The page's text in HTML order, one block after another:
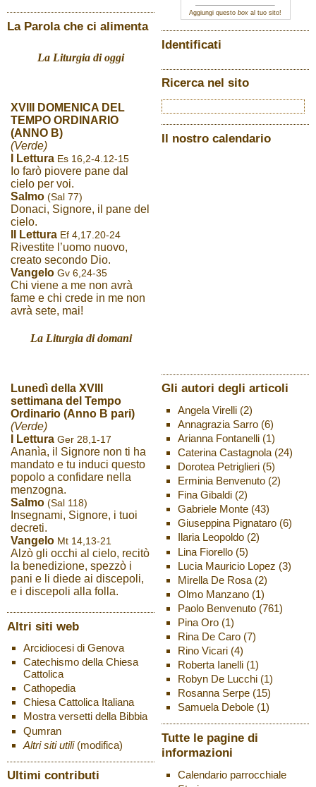
La Parola che ci alimenta
La Liturgia di oggi
XVIII DOMENICA DEL
TEMPO ORDINARIO
(ANNO B)
(Verde)
I Lettura Es 16,2-4.12-15
Io farò piovere pane dal
cielo per voi.
Salmo (Sal 77)
Donaci, Signore, il pane del
cielo.
II Lettura Ef 4,17.20-24
Rivestite l’uomo nuovo,
creato secondo Dio.
Vangelo Gv 6,24-35
Chi viene a me non avrà
fame e chi crede in me non
avrà sete, mai!
La Liturgia di domani
Lunedì della XVIII
settimana del Tempo
Ordinario (Anno B pari)
(Verde)
I Lettura Ger 28,1-17
Ananìa, il Signore non ti ha
mandato e tu induci questo
popolo a confidare nella
menzogna.
Salmo (Sal 118)
Insegnami, Signore, i tuoi
decreti.
Vangelo Mt 14,13-21
Alzò gli occhi al cielo, recitò
la benedizione, spezzò i
pani e li diede ai discepoli,
e i discepoli alla folla.
Altri siti web
Arcidiocesi di Genova
Catechismo della Chiesa
Cattolica
Cathopedia
Chiesa Cattolica Italiana
Mostra versetti della Bibbia
Qumran
Altri siti utili (modifica)
Ultimi contributi
Aggiungi questo box al tuo sito!
Identificati
Ricerca nel sito
Il nostro calendario
Gli autori degli articoli
Angela Virelli(2)
Annagrazia Sarro(6)
Arianna Fontanelli(1)
Caterina Castagnola(24)
Dorotea Petriglieri(5)
Erminia Benvenuto(2)
Fina Gibaldi(2)
Gabriele Monte(43)
Giuseppina Pignataro(6)
Ilaria Leopoldo(2)
Lina Fiorello(5)
Lucia Mauricio Lopez (3)
Mirella De Rosa(2)
Olmo Manzano(1)
Paolo Benvenuto(761)
Pina Oro(1)
Rina De Caro(7)
Rino Vicari(4)
Roberta Ianelli(1)
Robyn De Lucchi(1)
Rosanna Serpe(15)
Samuela Debole(1)
Tutte le pagine di
informazioni
Calendario parrocchiale